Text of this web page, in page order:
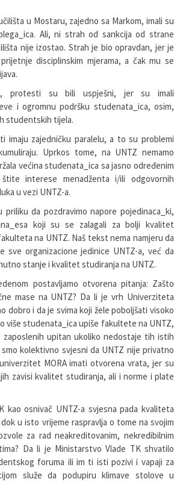
u Mostaru, zajedno sa Markom, imali su
Ali, ni strah od sankcija od strane
nije izostao. Strah je bio opravdan, jer je
disciplinskim mjerama, a čak mu se
protesti su bili uspješni, jer su imali
i ogromnu podršku studenata_ica, osim,
studentskih tijela.
imaju zajedničku paralelu, a to su problemi
Uprkos tome, na UNTZ nemamo
većina studenata_ica sa jasno određenim
interese menadženta i/ili odgovornih
u vezi UNTZ-a.
da pozdravimo napore pojedinaca_ki,
koji su se zalagali za bolji kvalitet
na UNTZ. Naš tekst nema namjeru da
sve organizacione jedinice UNTZ-a, već da
stanje i kvalitet studiranja na UNTZ.
postavljamo otvorena pitanja: Zašto
mase na UNTZ? Da li je vrh Univerziteta
dobro i da je svima koji žele poboljšati visoko
više studenata_ica upiše fakultete na UNTZ,
upitan ukoliko nedostaje tih istih
kolektivno svjesni da UNTZ nije privatno
MORA imati otvorena vrata, jer su
zavisi kvalitet studiranja, ali i norme i plate
kao osnivač UNTZ-a svjesna pada kvaliteta
u isto vrijeme raspravlja o tome na svojim
za rad neakreditovanim, nekredibilnim
Da li je Ministarstvo Vlade TK shvatilo
foruma ili im ti isti pozivi i vapaji za
služe da podupiru klimave stolove u